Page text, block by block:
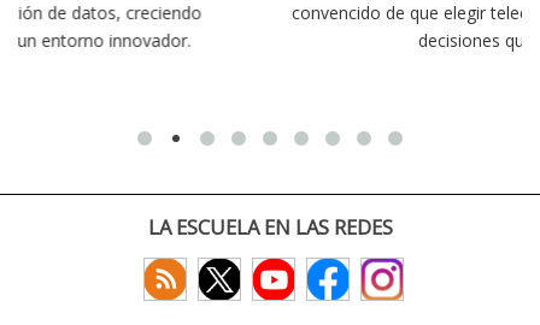
convencido de que elegir teleco ha sido una de las mejores
decisiones que he tomado.
LA ESCUELA EN LAS REDES